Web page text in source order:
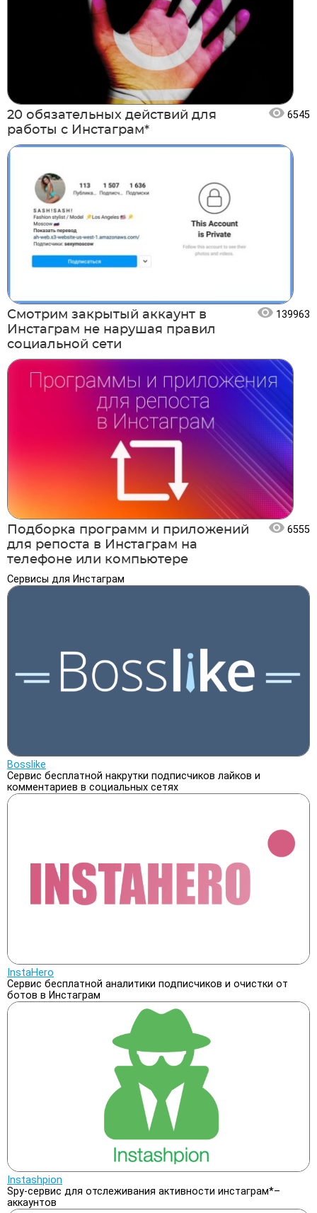
20 обязательных действий для
работы с Инстаграм*
6545
Смотрим закрытый аккаунт в
Инстаграм не нарушая правил
социальной сети
139963
Подборка программ и приложений
для репоста в Инстаграм на
телефоне или компьютере
6555
Сервисы для Инстаграм
Bosslike
Сервис бесплатной накрутки подписчиков лайков и
комментариев в социальных сетях
InstaHero
Сервис бесплатной аналитики подписчиков и очистки от
ботов в Инстаграм
Instashpion
Spy-сервис для отслеживания активности инстаграм*–
аккаунтов